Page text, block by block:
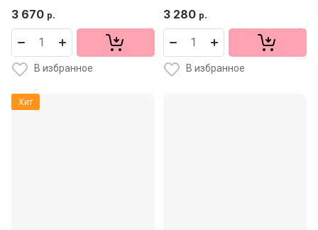
3 670 р.
В избранное
3 280 р.
В избранное
Хит